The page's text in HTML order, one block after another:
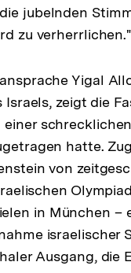
jubelnden
zu verherrlichen."
Yigal
zeigt die
hatte.
von
in München
Ausgang, die